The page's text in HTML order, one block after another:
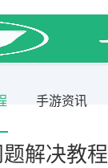
手游资讯
解决教